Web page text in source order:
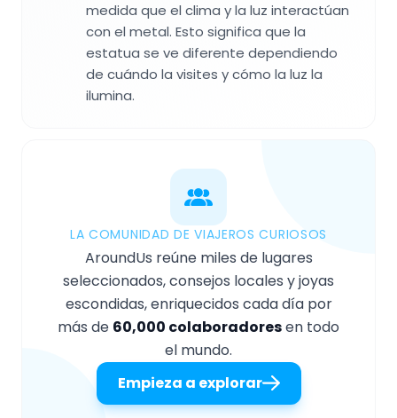
medida que el clima y la luz interactúan
con el metal. Esto significa que la
estatua se ve diferente dependiendo
de cuándo la visites y cómo la luz la
ilumina.
LA COMUNIDAD DE VIAJEROS CURIOSOS
AroundUs reúne miles de lugares
seleccionados, consejos locales y joyas
escondidas, enriquecidos cada día por
más de 60,000 colaboradoresen todo
el mundo.
Empieza a explorar